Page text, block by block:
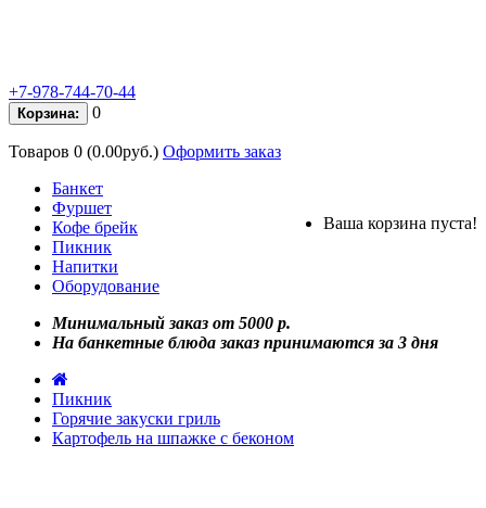
+7-978-744-70-44
Корзина: 0
Товаров 0 (0.00руб.) Оформить заказ
Ваша корзина пуста!
Банкет
Фуршет
Кофе брейк
Пикник
Напитки
Оборудование
Минимальный заказ от 5000 р.
На банкетные блюда заказ принимаются за 3 дня
Пикник
Горячие закуски гриль
Картофель на шпажке с беконом